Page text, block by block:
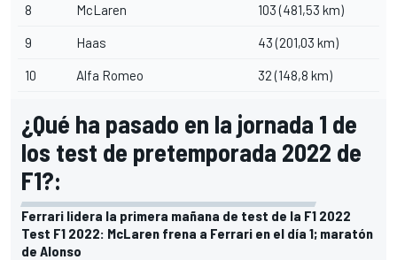
8 McLaren 103 (481,53 km)
9 Haas 43 (201,03 km)
10 Alfa Romeo 32 (148,8 km)
¿Qué ha pasado en la jornada 1 de
los test de pretemporada 2022 de
F1?:
Ferrari lidera la primera mañana de test de la F1 2022
Test F1 2022: McLaren frena a Ferrari en el día 1; maratón
de Alonso